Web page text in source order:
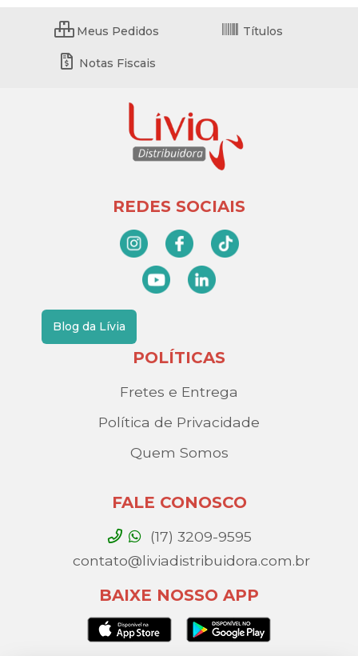
Meus Pedidos Títulos
Notas Fiscais
REDES SOCIAIS
Blog da Lívia
POLÍTICAS
Fretes e Entrega
Política de Privacidade
Quem Somos
FALE CONOSCO
(17) 3209-9595
contato@liviadistribuidora.com.br
BAIXE NOSSO APP